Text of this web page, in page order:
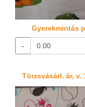
Gyerekmintás
-
Törzsvásárl. ár, v.